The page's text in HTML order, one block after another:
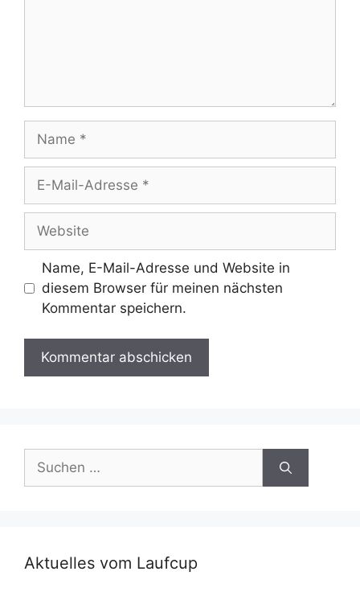
Mail-
Adresse
Name, E-Mail-Adresse und Website in
diesem Browser für meinen nächsten
Kommentar speichern.
Suchen
nach:
Aktuelles vom Laufcup